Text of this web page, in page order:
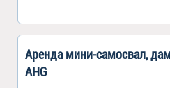
Аренда мини-самосвал,
AHG